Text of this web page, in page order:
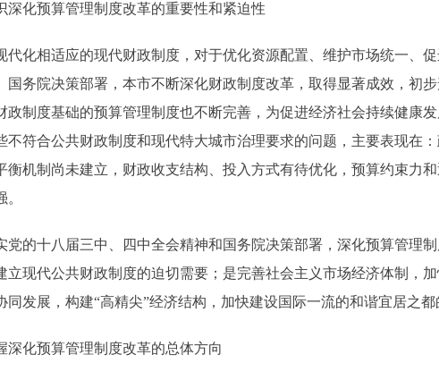
化预算管理制度改革的重要性和紧迫性
相适应的现代财政制度，对于优化资源配置、维护市场统一、
国务院决策部署，本市不断深化财政制度改革，取得显著成效，初
政制度基础的预算管理制度也不断完善，为促进经济社会持续健康
不符合公共财政制度和现代特大城市治理要求的问题，主要表现在
衡机制尚未建立，财政收支结构、投入方式有待优化，预算约束力
十八届三中、四中全会精神和国务院决策部署，深化预算管理
立现代公共财政制度的迫切需要；是完善社会主义市场经济体制，
同发展，构建“高精尖”经济结构，加快建设国际一流的和谐宜居之都
化预算管理制度改革的总体方向